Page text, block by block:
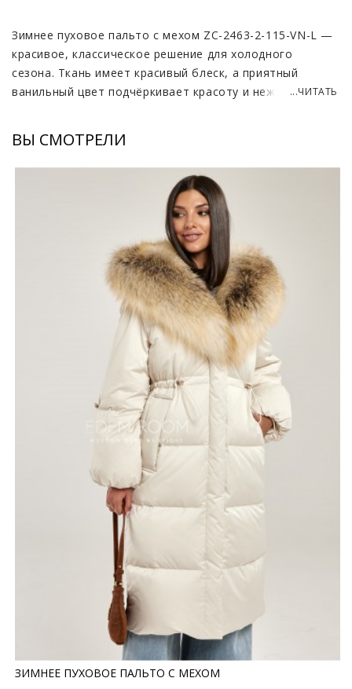
Зимнее пуховое пальто с мехом ZC-2463-2-115-VN-L —
красивое, классическое решение для холодного
сезона. Ткань имеет красивый блеск, а приятный
ванильный цвет подчёркивает красоту и нежность
Капюшон, полностью выполненный из натурального
эффектным. Мягкость и приятная текстура меха
доставляют приятные ощущения во время носки.
Данный элемент прекрасно гармонирует с остальными
деталями, привнося особое великолепие.
Пуховое пальто утеплено натуральным гусиным пухом.
Эта вещь станет изюминкой вашего образа в холодное
время года, обеспечивая комфорт и элегантность.
Длина составляет 110-115 см., по бокам расположены
карманы. Отличным дополнением к модели могут
стать сапоги, а также современные высокие ботинки.
*описание несет информационный характер, состав и
правила ухода могут быть изменены производителем
...ЧИТАТЬ
ВЫ СМОТРЕЛИ
ЗИМНЕЕ ПУХОВОЕ ПАЛЬТО С МЕХОМ